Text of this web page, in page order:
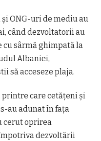
ONG-uri de mediu au
când dezvoltatorii au
sârmă ghimpată la
Albaniei,
să acceseze plaja.
care cetăţeni şi
au adunat în faţa
cerut oprirea
dezvoltării